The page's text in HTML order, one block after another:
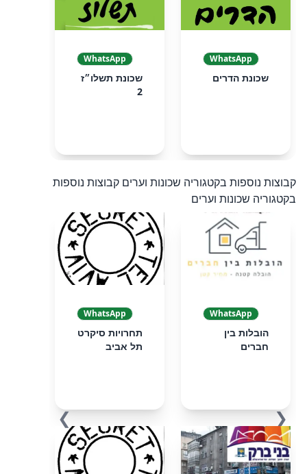
WhatsApp
שכונת הדרים
WhatsApp
שכונת תשלו״ז
2
קבוצות נוספות בקטגוריה שכונות וערים קבוצות נוספות
בקטגוריה שכונות וערים
❮
WhatsApp
הובלות בין
חברים
WhatsApp
תחרויות סיקרט
תל אביב
❯